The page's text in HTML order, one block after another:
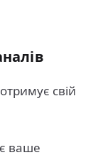
свій
ваше